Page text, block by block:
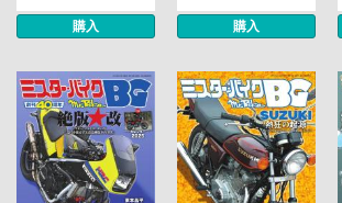
購入 購入